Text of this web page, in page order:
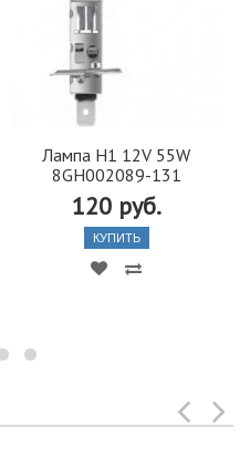
Лампа H1 12V 55W
8GH002089-131
120 руб.
КУПИТЬ